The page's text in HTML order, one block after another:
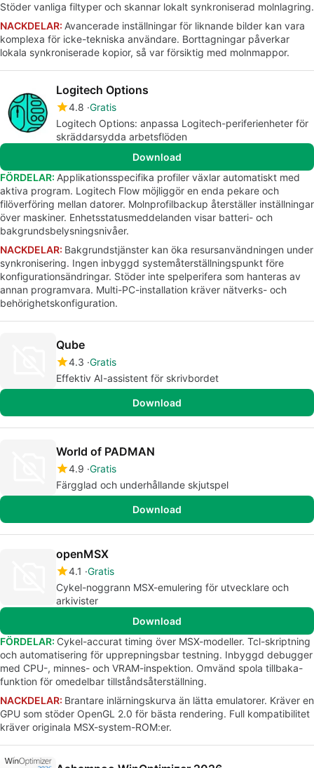
Stöder vanliga filtyper och skannar lokalt synkroniserad molnlagring.
NACKDELAR: Avancerade inställningar för liknande bilder kan vara
komplexa för icke-tekniska användare. Borttagningar påverkar
lokala synkroniserade kopior, så var försiktig med molnmappor.
Logitech Options
4.8 Gratis
Logitech Options: anpassa Logitech-periferienheter för
skräddarsydda arbetsflöden
Download
FÖRDELAR: Applikationsspecifika profiler växlar automatiskt med
aktiva program. Logitech Flow möjliggör en enda pekare och
filöverföring mellan datorer. Molnprofilbackup återställer inställningar
över maskiner. Enhetsstatusmeddelanden visar batteri- och
bakgrundsbelysningsnivåer.
NACKDELAR: Bakgrundstjänster kan öka resursanvändningen under
synkronisering. Ingen inbyggd systemåterställningspunkt före
konfigurationsändringar. Stöder inte spelperifera som hanteras av
annan programvara. Multi-PC-installation kräver nätverks- och
behörighetskonfiguration.
Qube
4.3 Gratis
Effektiv AI-assistent för skrivbordet
Download
World of PADMAN
4.9 Gratis
Färgglad och underhållande skjutspel
Download
openMSX
4.1 Gratis
Cykel-noggrann MSX-emulering för utvecklare och
arkivister
Download
FÖRDELAR: Cykel-accurat timing över MSX-modeller. Tcl-skriptning
och automatisering för upprepningsbar testning. Inbyggd debugger
med CPU-, minnes- och VRAM-inspektion. Omvänd spola tillbaka-
funktion för omedelbar tillståndsåterställning.
NACKDELAR: Brantare inlärningskurva än lätta emulatorer. Kräver en
GPU som stöder OpenGL 2.0 för bästa rendering. Full kompatibilitet
kräver originala MSX-system-ROM:er.